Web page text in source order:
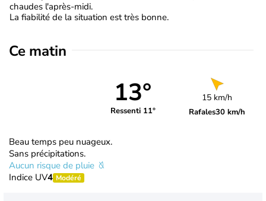
chaudes l'après-midi.
La fiabilité de la situation est très bonne.
Ce matin
13°
Ressenti 11°
15 km/h
Rafales30 km/h
Beau temps peu nuageux.
Sans précipitations.
Aucun risque de pluie
Indice UV4 Modéré